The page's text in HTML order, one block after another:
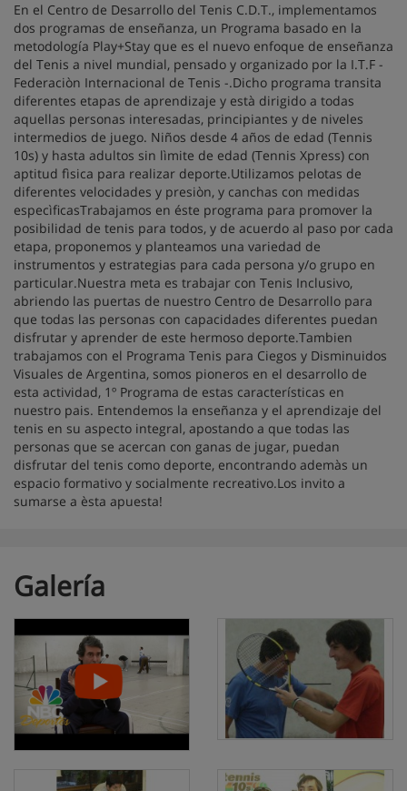
En el Centro de Desarrollo del Tenis C.D.T., implementamos
dos programas de enseñanza, un Programa basado en la
metodología Play+Stay que es el nuevo enfoque de enseñanza
del Tenis a nivel mundial, pensado y organizado por la I.T.F -
Federaciòn Internacional de Tenis -.Dicho programa transita
diferentes etapas de aprendizaje y està dirigido a todas
aquellas personas interesadas, principiantes y de niveles
intermedios de juego. Niños desde 4 años de edad (Tennis
10s) y hasta adultos sin lìmite de edad (Tennis Xpress) con
aptitud fìsica para realizar deporte.Utilizamos pelotas de
diferentes velocidades y presiòn, y canchas con medidas
especìficasTrabajamos en éste programa para promover la
posibilidad de tenis para todos, y de acuerdo al paso por cada
etapa, proponemos y planteamos una variedad de
instrumentos y estrategias para cada persona y/o grupo en
particular.Nuestra meta es trabajar con Tenis Inclusivo,
abriendo las puertas de nuestro Centro de Desarrollo para
que todas las personas con capacidades diferentes puedan
disfrutar y aprender de este hermoso deporte.Tambien
trabajamos con el Programa Tenis para Ciegos y Disminuidos
Visuales de Argentina, somos pioneros en el desarrollo de
esta actividad, 1º Programa de estas características en
nuestro pais. Entendemos la enseñanza y el aprendizaje del
tenis en su aspecto integral, apostando a que todas las
personas que se acercan con ganas de jugar, puedan
disfrutar del tenis como deporte, encontrando ademàs un
espacio formativo y socialmente recreativo.Los invito a
sumarse a èsta apuesta!
Galería